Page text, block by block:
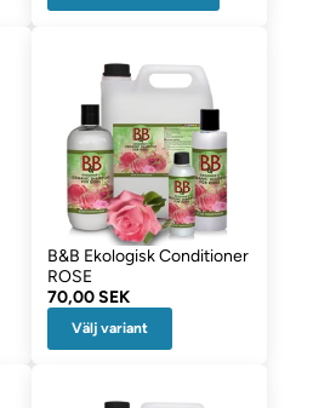
B&B Ekologisk Conditioner
ROSE
70,00 SEK
Välj variant